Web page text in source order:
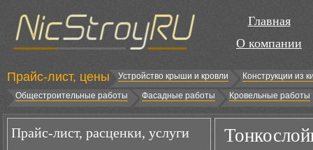
Главная
О компании
Прайс-лист, цены Устройство крыши и кровли
Конструкции из
Общестроительные работы
Фасадные работы Кровельные работы
Прайс-лист, расценки, услуги